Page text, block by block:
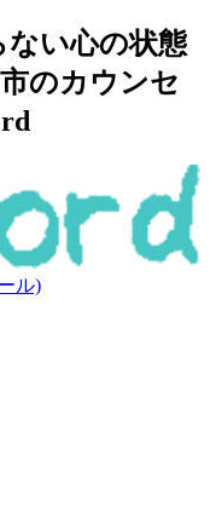
い心の状態
のカウンセ